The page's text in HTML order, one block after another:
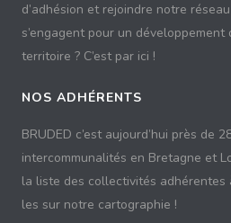
d’adhésion et rejoindre notre
s’engagent pour un
territoire ? C’est par ici !
NOS ADHÉRENTS
BRUDED c’est aujourd’hui près de
intercommunalités en Bretagne et
la liste des collectivités adhérentes
les sur notre cartographie !